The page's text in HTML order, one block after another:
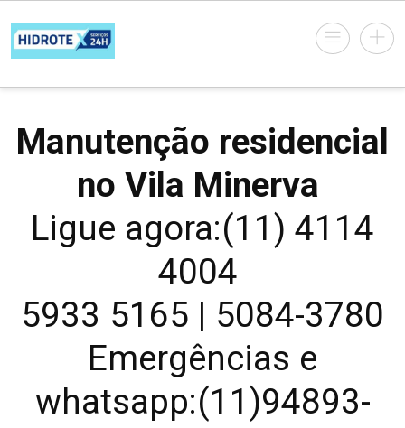
Manutenção residencial
no Vila Minerva
Ligue agora:(11) 4114
4004
5933 5165 | 5084-3780
Emergências e
whatsapp:(11)94893-